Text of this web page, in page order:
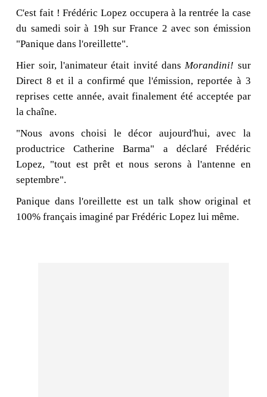
C'est fait ! Frédéric Lopez occupera à la rentrée la case
du samedi soir à 19h sur France 2 avec son émission
"Panique dans l'oreillette".
Hier soir, l'animateur était invité dansMorandini! sur
Direct 8 et il a confirmé que l'émission, reportée à 3
reprises cette année, avait finalement été acceptée par
la chaîne.
"Nous avons choisi le décor aujourd'hui, avec la
productrice Catherine Barma" a déclaré Frédéric
Lopez, "tout est prêt et nous serons à l'antenne en
septembre".
Panique dans l'oreillette est un talk show original et
100% français imaginé par Frédéric Lopez lui même.